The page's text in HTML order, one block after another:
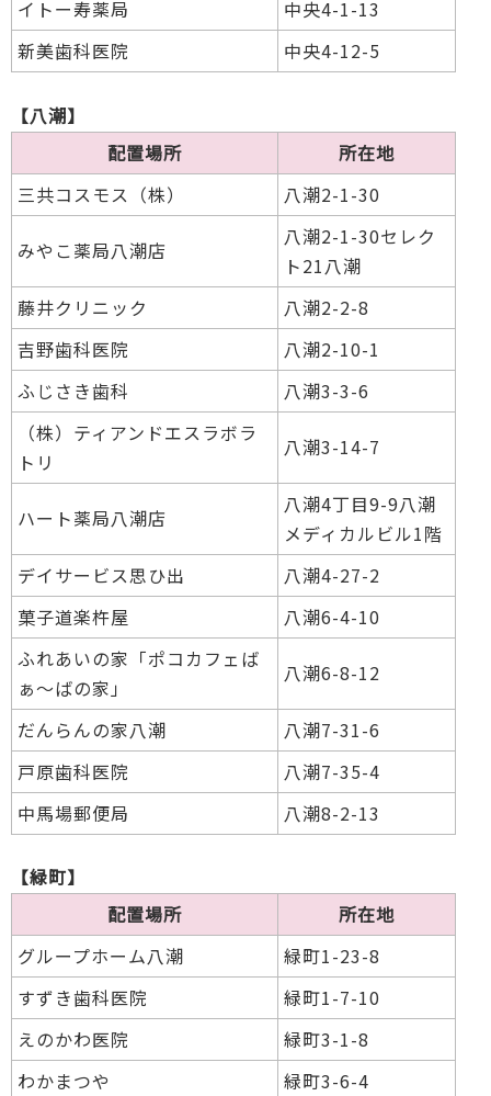
イトー寿薬局
中央4-1-13
新美歯科医院
中央4-12-5
【八潮】
配置場所
所在地
三共コスモス（株）
八潮2-1-30
みやこ薬局八潮店
八潮2-1-30セレク
ト21八潮
藤井クリニック
八潮2-2-8
吉野歯科医院
八潮2-10-1
ふじさき歯科
八潮3-3-6
（株）ティアンドエスラボラ
トリ
八潮3-14-7
ハート薬局八潮店
八潮4丁目9-9八潮
メディカルビル1階
デイサービス思ひ出
八潮4-27-2
菓子道楽杵屋
八潮6-4-10
ふれあいの家「ポコカフェば
ぁ～ばの家」
八潮6-8-12
だんらんの家八潮
八潮7-31-6
戸原歯科医院
八潮7-35-4
中馬場郵便局
八潮8-2-13
【緑町】
配置場所
所在地
グループホーム八潮
緑町1-23-8
すずき歯科医院
緑町1-7-10
えのかわ医院
緑町3-1-8
わかまつや
緑町3-6-4